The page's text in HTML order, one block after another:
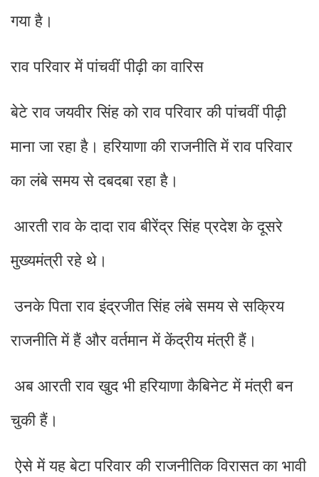
गया है।
राव परिवार में पांचवीं पीढ़ी का वारिस
बेटे राव जयवीर सिंह को राव परिवार की पांचवीं पीढ़ी
माना जा रहा है। हरियाणा की राजनीति में राव परिवार
का लंबे समय से दबदबा रहा है।
आरती राव के दादा राव बीरेंद्र सिंह प्रदेश के दूसरे
मुख्यमंत्री रहे थे।
उनके पिता राव इंद्रजीत सिंह लंबे समय से सक्रिय
राजनीति में हैं और वर्तमान में केंद्रीय मंत्री हैं।
अब आरती राव खुद भी हरियाणा कैबिनेट में मंत्री बन
चुकी हैं।
ऐसे में यह बेटा परिवार की राजनीतिक विरासत का भावी